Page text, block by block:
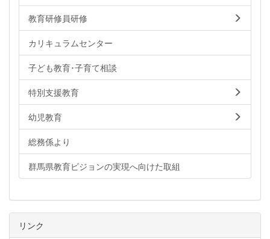
教育研修員研修
カリキュラムセンター
子ども教育･子育て相談
特別支援教育
幼児教育
総務係より
群馬県教育ビジョンの実現へ向けた取組
リンク